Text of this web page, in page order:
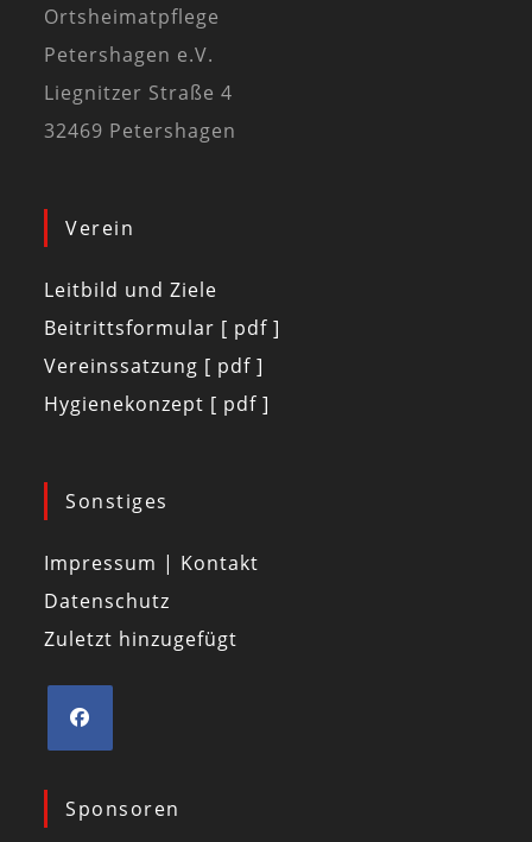
Ortsheimatpflege
Petershagen e.V.
Liegnitzer Straße 4
32469 Petershagen
Verein
Leitbild und Ziele
Beitrittsformular [ pdf ]
Vereinssatzung [ pdf ]
Hygienekonzept [ pdf ]
Sonstiges
Impressum | Kontakt
Datenschutz
Zuletzt hinzugefügt
Sponsoren